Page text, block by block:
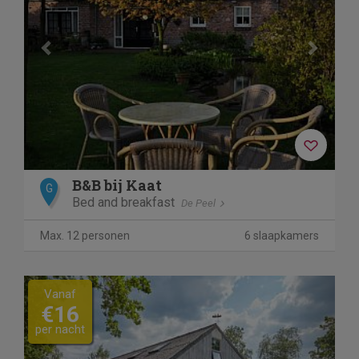
G B&B bij Kaat
Bed and breakfast De Peel
Max. 12 personen 6 slaapkamers
Previous
Vanaf
€16
per nacht